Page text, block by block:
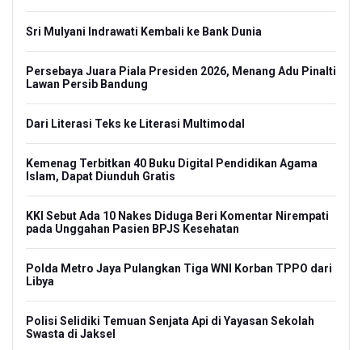
Sri Mulyani Indrawati Kembali ke Bank Dunia
Persebaya Juara Piala Presiden 2026, Menang Adu Pinalti
Lawan Persib Bandung
Dari Literasi Teks ke Literasi Multimodal
Kemenag Terbitkan 40 Buku Digital Pendidikan Agama
Islam, Dapat Diunduh Gratis
KKI Sebut Ada 10 Nakes Diduga Beri Komentar Nirempati
pada Unggahan Pasien BPJS Kesehatan
Polda Metro Jaya Pulangkan Tiga WNI Korban TPPO dari
Libya
Polisi Selidiki Temuan Senjata Api di Yayasan Sekolah
Swasta di Jaksel